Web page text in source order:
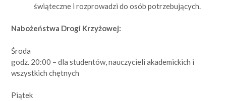
świąteczne i rozprowadzi do osób potrzebujących.
Nabożeństwa Drogi Krzyżowej:
Środa
godz. 20:00 – dla studentów, nauczycieli akademickich i
wszystkich chętnych
Piątek